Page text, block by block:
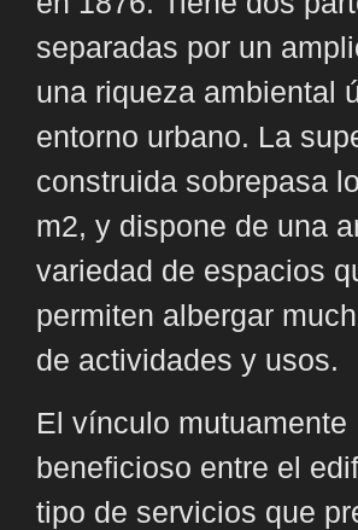
separadas por un
una riqueza ambiental
entorno urbano. La
construida sobrepasa
m2, y dispone de una
variedad de espacios
permiten albergar
de actividades y usos.
El vínculo mutuamente
beneficioso entre el
tipo de servicios que